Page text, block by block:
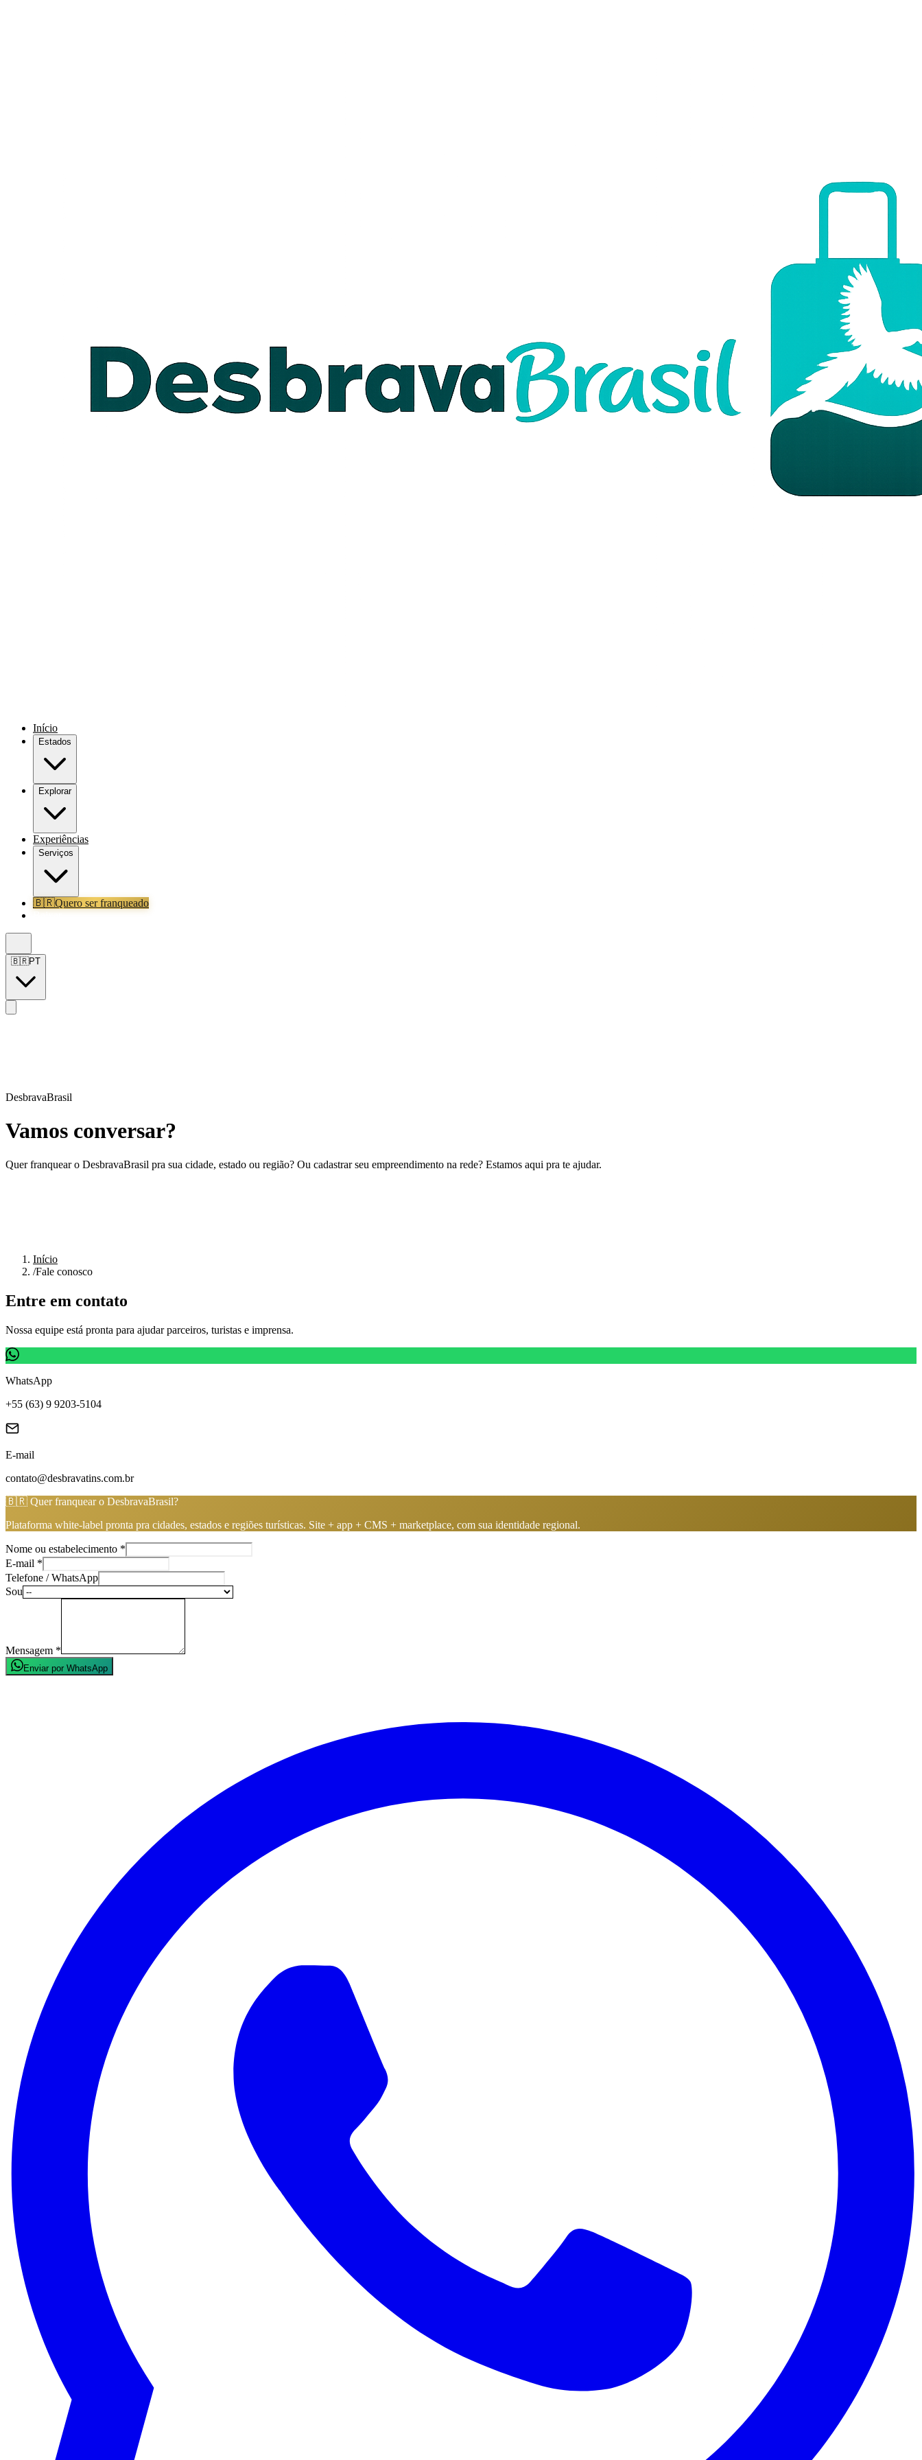
Início
Estados
Explorar
Experiências
Serviços
🇧🇷Quero ser franqueado
🇧🇷PT
DesbravaBrasil
Vamos conversar?
Quer franquear o DesbravaBrasil pra sua cidade, estado ou região? Ou cadastrar seu empreendimento na rede? Estamos aqui pra te ajudar.
Início
/Fale conosco
Entre em contato
Nossa equipe está pronta para ajudar parceiros, turistas e imprensa.
WhatsApp
+55 (63) 9 9203-5104
E-mail
contato@desbravatins.com.br
🇧🇷 Quer franquear o DesbravaBrasil?
Plataforma white-label pronta pra cidades, estados e regiões turísticas. Site + app + CMS + marketplace, com sua identidade regional.
Nome ou estabelecimento *
E-mail *
Telefone / WhatsApp
Sou
Mensagem *
Enviar por WhatsApp